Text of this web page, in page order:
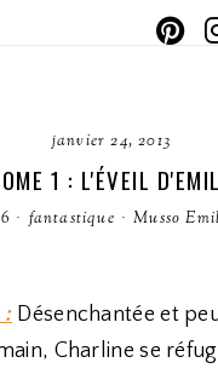
janvier 24, 2013
1 : L'ÉVEIL
· fantastique · Musso
: Désenchantée et
Charline se